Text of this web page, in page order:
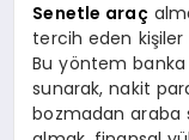
Senetle araç
tercih eden
Bu yöntem
sunarak, nakit
bozmadan araba